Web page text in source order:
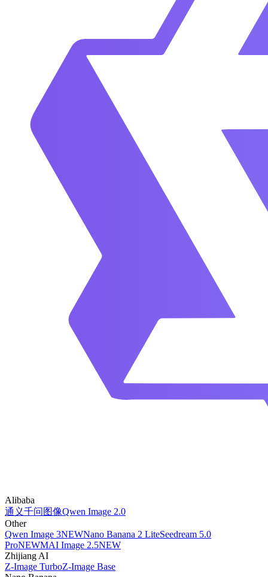
Alibaba
通义千问图像Qwen Image 2.0
Other
Qwen Image 3NEWNano Banana 2 LiteSeedream 5.0
ProNEWMAI Image 2.5NEW
Zhijiang AI
Z-Image TurboZ-Image Base